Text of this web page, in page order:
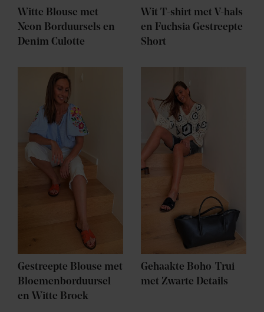
Witte Blouse met
Neon Borduursels en
Denim Culotte
Wit T-shirt met V-hals
en Fuchsia Gestreepte
Short
Gestreepte Blouse met
Bloemenborduursel
en Witte Broek
Gehaakte Boho-Trui
met Zwarte Details